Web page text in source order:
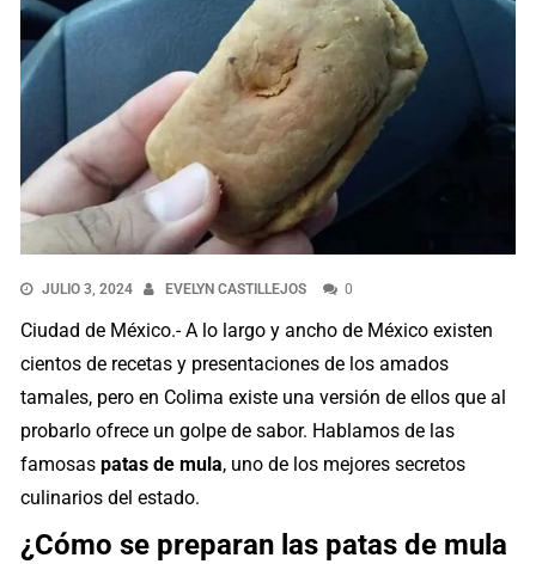
JULIO 3, 2024 EVELYN CASTILLEJOS 0
Ciudad de México.- A lo largo y ancho de México existen
cientos de recetas y presentaciones de los amados
tamales, pero en Colima existe una versión de ellos que al
probarlo ofrece un golpe de sabor. Hablamos de las
famosaspatas de mula, uno de los mejores secretos
culinarios del estado.
¿Cómo se preparan las patas de mula